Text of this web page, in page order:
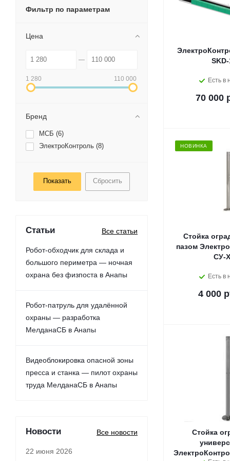
Есть в
70 000
НОВИНКА
Стойка
пазом
СУ-
Есть в
4 000
Стойка
Фильтр по параметрам
Цена
1 280 110 000
Бренд
МСБ (6)
ЭлектроКонтроль (8)
Сбросить
Статьи Все статьи
Робот-обходчик для склада и
большого периметра — ночная
охрана без физпоста в Анапы
Робот-патруль для удалённой
охраны — разработка
МелданаСБ в Анапы
Видеоблокировка опасной зоны
пресса и станка — пилот охраны
труда МелданаСБ в Анапы
Новости Все новости
22 июня 2026